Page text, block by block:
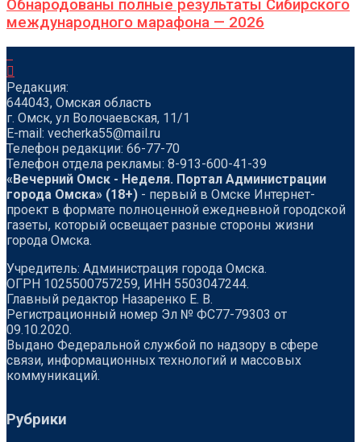
Обнародованы полные результаты Сибирского
международного марафона — 2026
Редакция:
644043, Омская область
г. Омск, ул Волочаевская, 11/1
Е-mail: vecherka55@mail.ru
Телефон редакции: 66-77-70
Телефон отдела рекламы: 8-913-600-41-39
«Вечерний Омск - Неделя. Портал Администрации
города Омска» (18+) - первый в Омске Интернет-
проект в формате полноценной ежедневной городской
газеты, который освещает разные стороны жизни
города Омска.
Учредитель: Администрация города Омска.
ОГРН 1025500757259, ИНН 5503047244.
Главный редактор Назаренко Е. В.
Регистрационный номер Эл № ФС77-79303 от
09.10.2020.
Выдано Федеральной службой по надзору в сфере
связи, информационных технологий и массовых
коммуникаций.
Рубрики